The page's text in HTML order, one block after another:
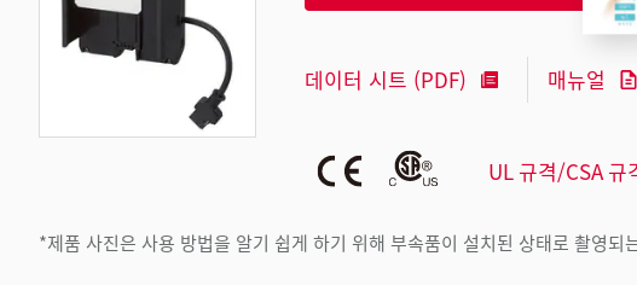
*제품 사진은 사용 방법을 알기 쉽게 하기 위해 부속품이 설치된 상태로 촬영되
데이터 시트 (PDF) 매뉴얼
UL 규격/CSA 규